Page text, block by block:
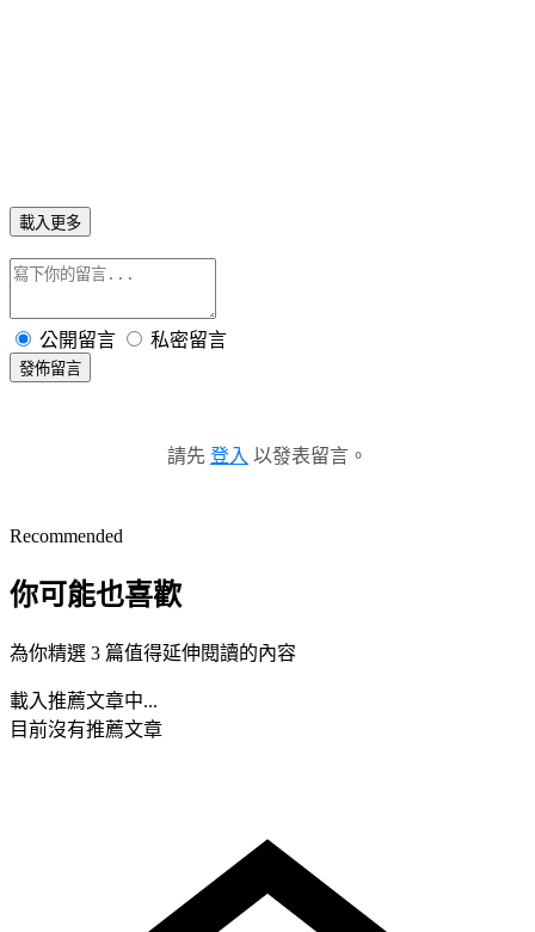
載入更多
公開留言 私密留言
發佈留言
請先 登入 以發表留言。
Recommended
你可能也喜歡
為你精選 3 篇值得延伸閱讀的內容
載入推薦文章中...
目前沒有推薦文章